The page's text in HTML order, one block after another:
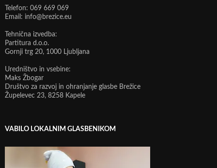
Telefon: 069 669 069
Email: info@brezice.eu
Tehnična izvedba:
Partitura d.o.o.
Gornji trg 20, 1000 Ljubljana
Uredništvo in vsebine:
Maks Žbogar
Društvo za razvoj in ohranjanje glasbe Brežice
Župelevec 23, 8258 Kapele
VABILO LOKALNIM GLASBENIKOM